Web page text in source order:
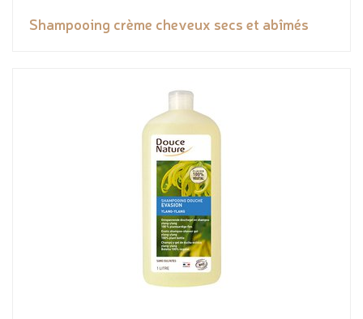
Shampooing crème cheveux secs et abîmés